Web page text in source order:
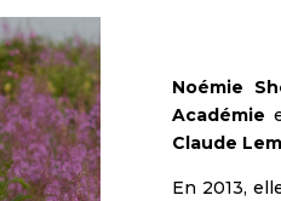
Noémie
Académie
Claude
En 2013,